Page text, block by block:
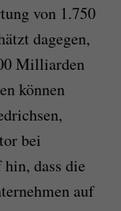
von 1.750
dagegen,
Milliarden
können
bei
dass die
auf